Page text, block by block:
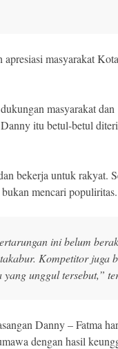
masyarakat
masyarakat dan
itu betul-betul
bekerja untuk rakyat.
mencari populiritas.
ini belum
Kompetitor juga
unggul tersebut,”
Danny – Fatma
dengan hasil